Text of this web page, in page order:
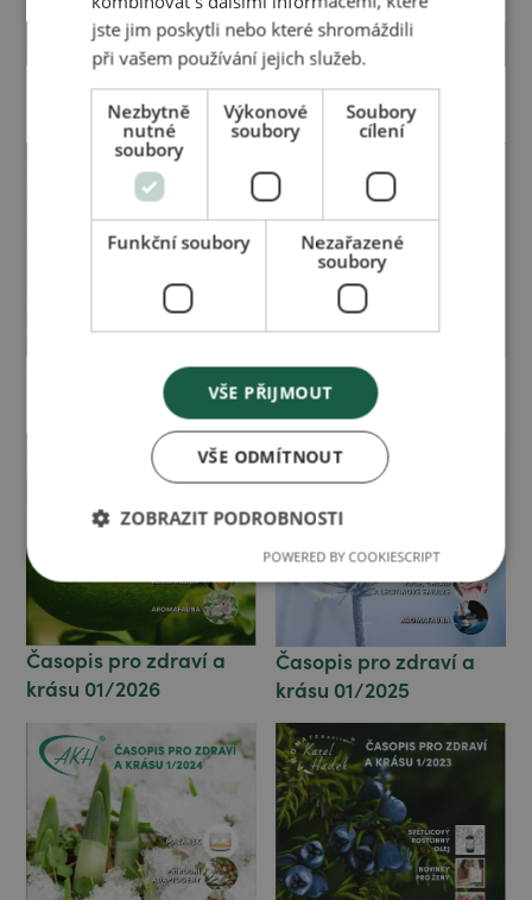
Časopis pro zdraví a
krásu 02/2022
Časopis pro zdraví a
krásu 02/2021
Časopis pro zdraví a
krásu 02/2020
Časopis pro zdraví a
krásu 02/2018
Časopis pro zdraví a
krásu 01/2026
Časopis pro zdraví a
krásu 01/2025
jste jim poskytli nebo které shromáždili
při vašem používání jejich služeb.
Nezbytně
nutné
soubory
Výkonové
soubory
Soubory
cílení
Funkční soubory
Nezařazené
soubory
VŠE PŘIJMOUT
VŠE ODMÍTNOUT
ZOBRAZIT PODROBNOSTI
POWERED BY COOKIESCRIPT